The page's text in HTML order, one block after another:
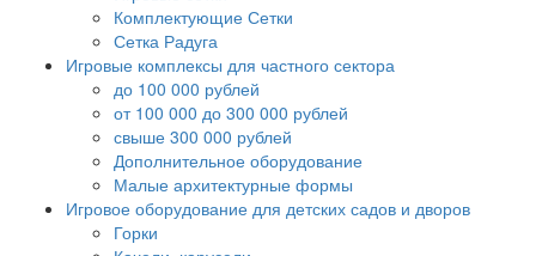
Комплектующие Сетки
Сетка Радуга
Игровые комплексы для частного сектора
до 100 000 рублей
от 100 000 до 300 000 рублей
свыше 300 000 рублей
Дополнительное оборудование
Малые архитектурные формы
Игровое оборудование для детских садов и дворов
Горки